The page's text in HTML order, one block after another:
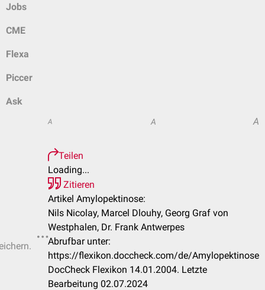
Jobs
CME
Flexa
Piccer
Ask
A A A
Teilen
Loading...
Zitieren
Artikel Amylopektinose:
Nils Nicolay, Marcel Dlouhy, Georg Graf von
Westphalen, Dr. Frank Antwerpes
Abrufbar unter:
https://flexikon.doccheck.com/de/Amylopektinose
DocCheck Flexikon 14.01.2004. Letzte
Bearbeitung 02.07.2024